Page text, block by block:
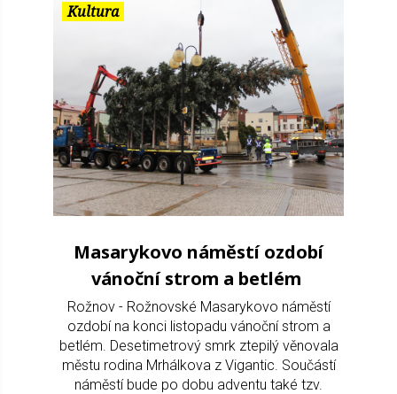
Kultura
Masarykovo náměstí ozdobí
vánoční strom a betlém
Rožnov - Rožnovské Masarykovo náměstí
ozdobí na konci listopadu vánoční strom a
betlém. Desetimetrový smrk ztepilý věnovala
městu rodina Mrhálkova z Vigantic. Součástí
náměstí bude po dobu adventu také tzv.